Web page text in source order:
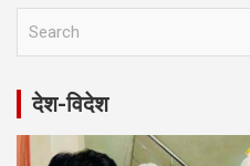
r
h
देश-विदेश